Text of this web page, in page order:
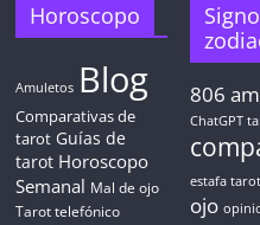
Horoscopo
Amuletos Blog
Comparativas de
tarot Guías de
tarot Horoscopo
Semanal Mal de ojo
Tarot telefónico
806
ChatGPT
estafa tarot
ojo